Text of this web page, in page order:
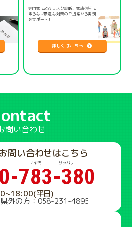
専門家によるリスク診断、家族信託に
限らない最適な対策のご提案から実現
をサポート！
詳しくはこちら
問い合わせ
問い合わせはこちら
783-380
平日)
外の方：058-231-4895